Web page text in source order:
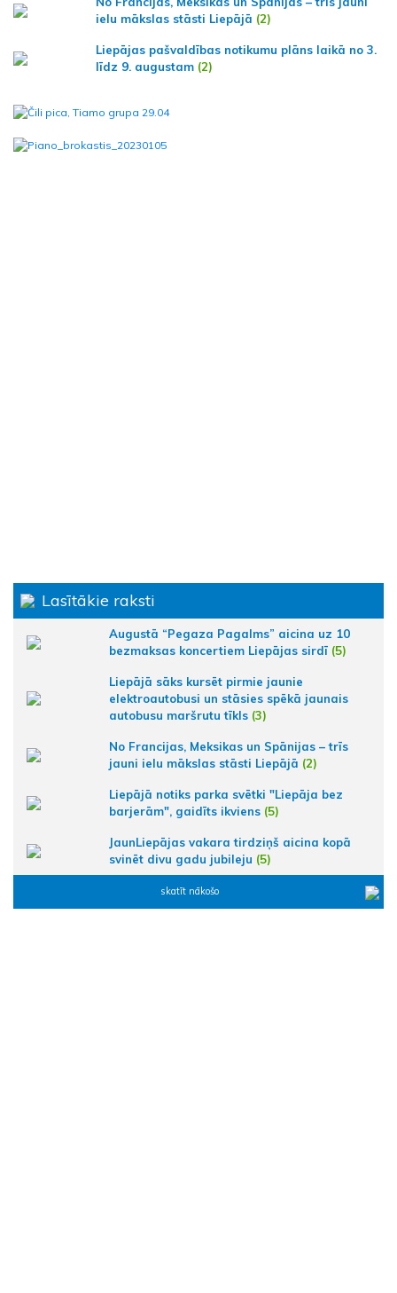
ielu mākslas stāsti Liepājā (2)
Liepājas pašvaldības notikumu plāns laikā no 3.
līdz 9. augustam (2)
Lasītākie raksti
Augustā “Pegaza Pagalms” aicina uz 10
bezmaksas koncertiem Liepājas sirdī (5)
Liepājā sāks kursēt pirmie jaunie
elektroautobusi un stāsies spēkā jaunais
autobusu maršrutu tīkls (3)
No Francijas, Meksikas un Spānijas – trīs
jauni ielu mākslas stāsti Liepājā (2)
Liepājā notiks parka svētki "Liepāja bez
barjerām", gaidīts ikviens (5)
JaunLiepājas vakara tirdziņš aicina kopā
svinēt divu gadu jubileju (5)
skatīt nākošo